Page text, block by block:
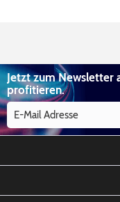
Jetzt zum Newsletter
profitieren.